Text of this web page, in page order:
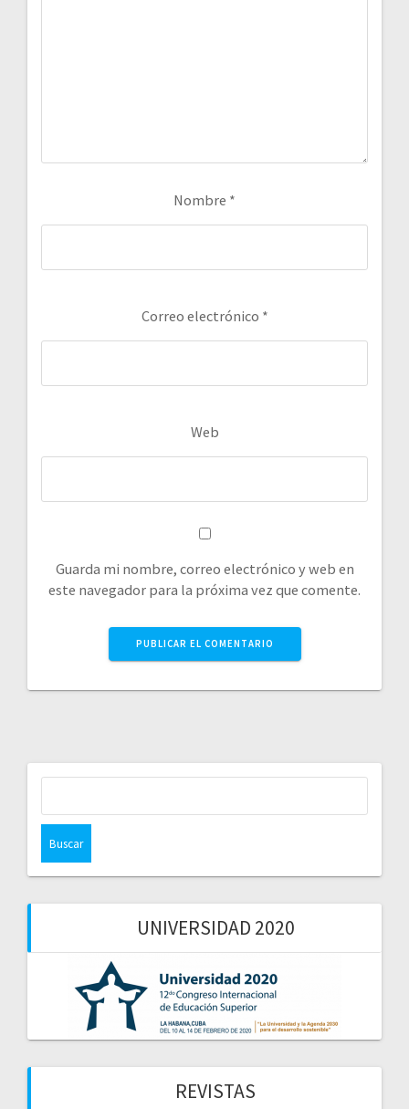
Nombre *
Correo electrónico *
Web
Guarda mi nombre, correo electrónico y web en
este navegador para la próxima vez que comente.
UNIVERSIDAD 2020
REVISTAS